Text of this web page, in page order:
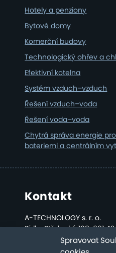
Spravovat
Hotely a penziony
Bytové domy
Komerční budovy
Technologický ohřev a
Efektivní kotelna
Systém vzduch–vzduch
Řešení vzduch–voda
Řešení voda–voda
Chytrá správa energie
bateriemi a centrálním
Kontakt
A-TECHNOLOGY s. r. o.
Sídlo: Střelecká 108, 691
Kancelář a sklad: